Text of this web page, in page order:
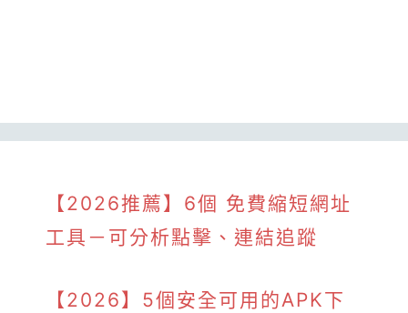
【2026推薦】6個 免費縮短網址
工具－可分析點擊、連結追蹤
【2026】5個安全可用的APK下